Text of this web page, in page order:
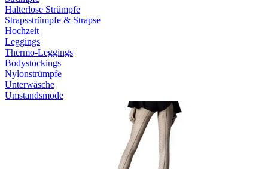
Halterlose Strümpfe
Strapsstrümpfe & Strapse
Hochzeit
Leggings
Thermo-Leggings
Bodystockings
Nylonstrümpfe
Unterwäsche
Umstandsmode